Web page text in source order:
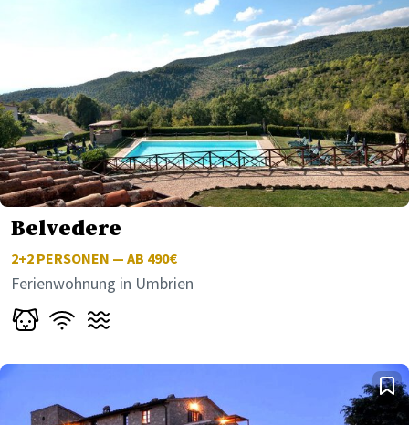
Belvedere
2+2 PERSONEN — AB 490€
Ferienwohnung in Umbrien